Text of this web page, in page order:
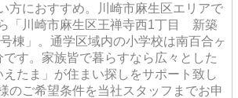
方におすすめ。川崎市麻生区エリアで
「川崎市麻生区王禅寺西1丁目 新築
棟」。通学区域内の小学校は南百合ヶ
です。家族皆で暮らすなら広々とした
たま」が住まい探しをサポート致し
のご希望条件を当社スタッフまでお申